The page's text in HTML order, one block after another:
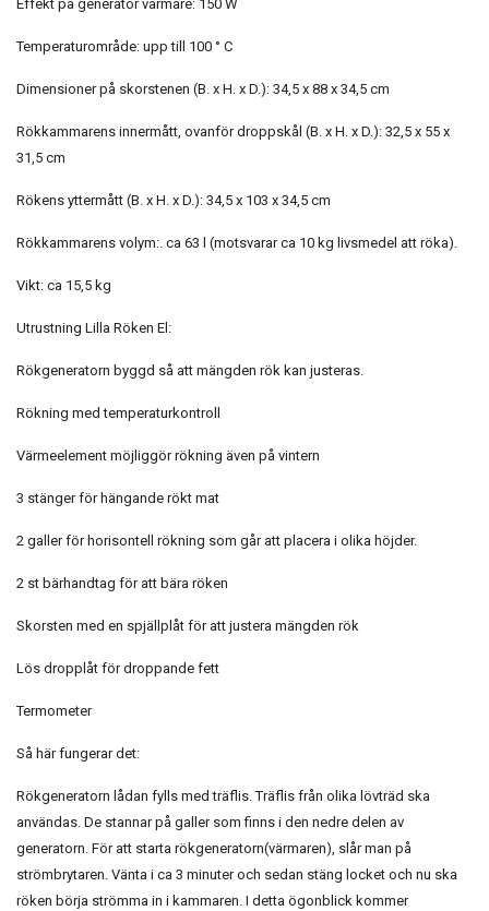
Effekt på generator värmare: 150 W
Temperaturområde: upp till 100 ° C
Dimensioner på skorstenen (B. x H. x D.): 34,5 x 88 x 34,5 cm
Rökkammarens innermått, ovanför droppskål (B. x H. x D.): 32,5 x 55 x
31,5 cm
Rökens yttermått (B. x H. x D.): 34,5 x 103 x 34,5 cm
Rökkammarens volym:. ca 63 l (motsvarar ca 10 kg livsmedel att röka).
Vikt: ca 15,5 kg
Utrustning Lilla Röken El:
Rökgeneratorn byggd så att mängden rök kan justeras.
Rökning med temperaturkontroll
Värmeelement möjliggör rökning även på vintern
3 stänger för hängande rökt mat
2 galler för horisontell rökning som går att placera i olika höjder.
2 st bärhandtag för att bära röken
Skorsten med en spjällplåt för att justera mängden rök
Lös dropplåt för droppande fett
Termometer
Så här fungerar det:
Rökgeneratorn lådan fylls med träflis. Träflis från olika lövträd ska
användas. De stannar på galler som finns i den nedre delen av
generatorn. För att starta rökgeneratorn(värmaren), slår man på
strömbrytaren. Vänta i ca 3 minuter och sedan stäng locket och nu ska
röken börja strömma in i kammaren. I detta ögonblick kommer